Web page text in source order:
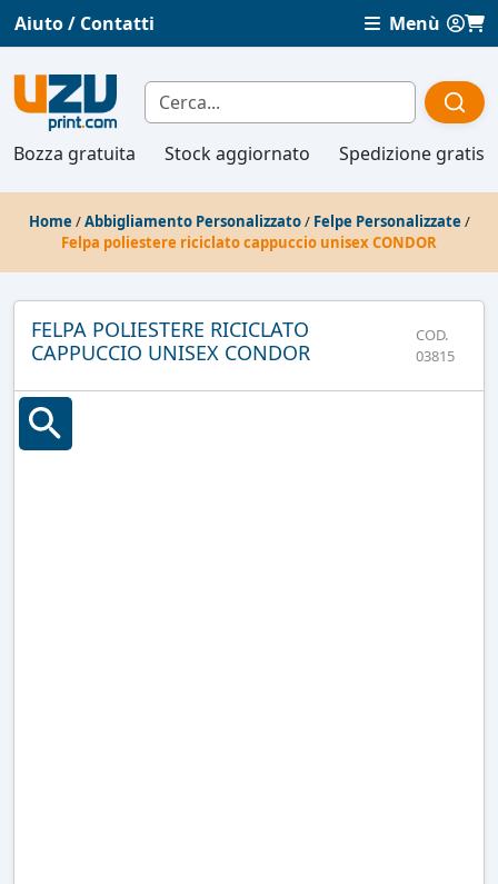
Aiuto / Contatti Menù
Bozza gratuita Stock aggiornato Spedizione gratis
Home /Abbigliamento Personalizzato/ Felpe Personalizzate /
Felpa poliestere riciclato cappuccio unisex CONDOR
FELPA POLIESTERE RICICLATO
CAPPUCCIO UNISEX CONDOR
COD.
03815